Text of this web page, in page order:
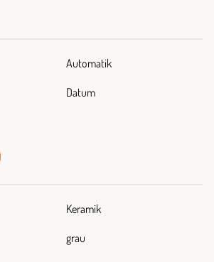
Automatik
Datum
Keramik
grau